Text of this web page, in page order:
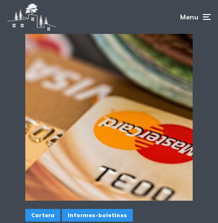
Menu
Cartera Informes-boletines